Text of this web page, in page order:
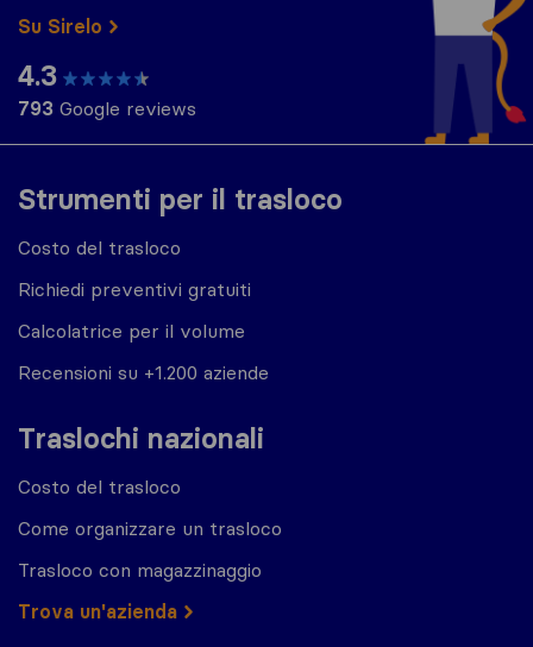
Strumenti per il trasloco
Costo del trasloco
Richiedi preventivi gratuiti
Calcolatrice per il volume
Recensioni su +1.200 aziende
Traslochi nazionali
Costo del trasloco
Come organizzare un trasloco
Trasloco con magazzinaggio
Trova un'azienda
Su Sirelo
4.3
793 Google reviews